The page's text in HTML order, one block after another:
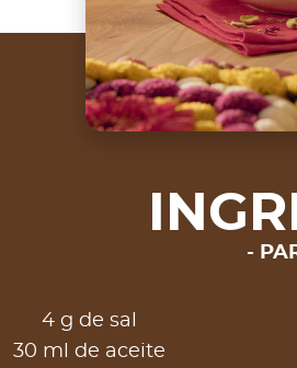
4 g de sal
30 ml de aceite